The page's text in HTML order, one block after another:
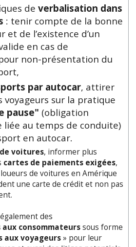
de verbalisation dans
: tenir compte de la bonne
et de l’existence d’un
en cas de
non-présentation du
par autocar, attirer
voyageurs sur la pratique
pause" (obligation
au temps de conduite)
en autocar.
voitures, informer plus
cartes de paiements exigées,
de voitures en Amérique
une carte de crédit et non pas
des
consommateurssous forme
aux voyageurs» pour leur